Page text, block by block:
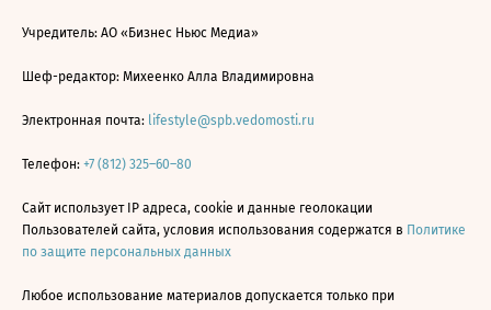
Учредитель: АО «Бизнес Ньюс Медиа»
Шеф-редактор: Михеенко Алла Владимировна
Электронная почта: lifestyle@spb.vedomosti.ru
Телефон: +7 (812) 325–60–80
Сайт использует IP адреса, cookie и данные геолокации
Пользователей сайта, условия использования содержатся в Политике
по защите персональных данных
Любое использование материалов допускается только при